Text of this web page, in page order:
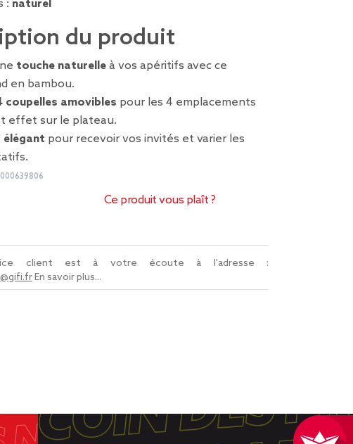
: naturel
du produit
touche naturelle à vos apéritifs avec ce
en bambou.
coupelles amovibles pour les 4 emplacements
effet sur le plateau.
élégant pour recevoir vos invités et varier les
Ce produit vous plaît ?
client est à votre écoute à l'adresse :
En savoir plus...